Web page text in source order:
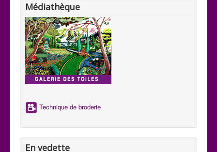
Médiathèque
Technique de broderie
En vedette